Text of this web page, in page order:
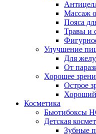
Массаж
Пояса
Травы и
Улучшение
Для
От
Хорошее
Острое
Косметика
Бьютибоксы
Детская
Зубные